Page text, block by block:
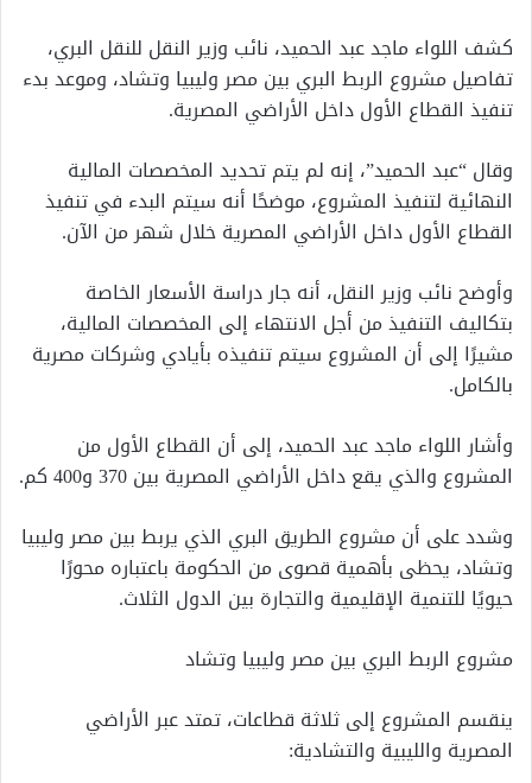
كشف اللواء ماجد عبد الحميد، نائب وزير النقل للنقل البري،
تفاصيل مشروع الربط البري بين مصر وليبيا وتشاد، وموعد بدء
تنفيذ القطاع الأول داخل الأراضي المصرية.
وقال “عبد الحميد”، إنه لم يتم تحديد المخصصات المالية
النهائية لتنفيذ المشروع، موضحًا أنه سيتم البدء في تنفيذ
القطاع الأول داخل الأراضي المصرية خلال شهر من الآن.
وأوضح نائب وزير النقل، أنه جار دراسة الأسعار الخاصة
بتكاليف التنفيذ من أجل الانتهاء إلى المخصصات المالية،
مشيرًا إلى أن المشروع سيتم تنفيذه بأيادي وشركات مصرية
بالكامل.
وأشار اللواء ماجد عبد الحميد، إلى أن القطاع الأول من
المشروع والذي يقع داخل الأراضي المصرية بين 370 و400 كم.
وشدد على أن مشروع الطريق البري الذي يربط بين مصر وليبيا
وتشاد، يحظى بأهمية قصوى من الحكومة باعتباره محورًا
حيويًا للتنمية الإقليمية والتجارة بين الدول الثلاث.
مشروع الربط البري بين مصر وليبيا وتشاد
ينقسم المشروع إلى ثلاثة قطاعات، تمتد عبر الأراضي
المصرية والليبية والتشادية: